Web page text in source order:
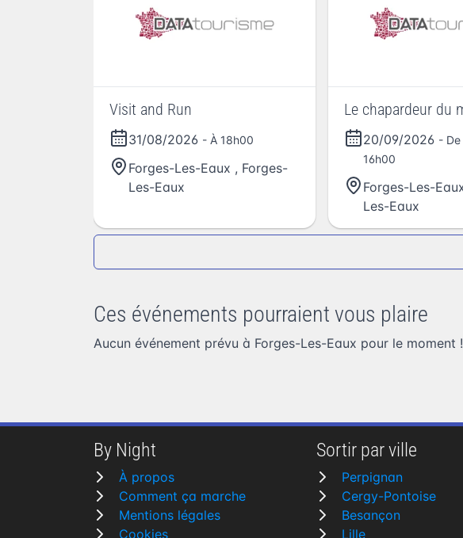
Visit and Run
31/08/2026 - À 18h00
Forges-Les-Eaux , Forges-
Les-Eaux
Le chapardeur du
20/09/2026 -
16h00
Forges-Les-
Les-Eaux
Ces événements pourraient vous plaire
Aucun événement prévu à Forges-Les-Eaux pour le moment
By Night
À propos
Comment ça marche
Mentions légales
Cookies
Sortir par ville
Perpignan
Cergy-Pontoise
Besançon
Lille